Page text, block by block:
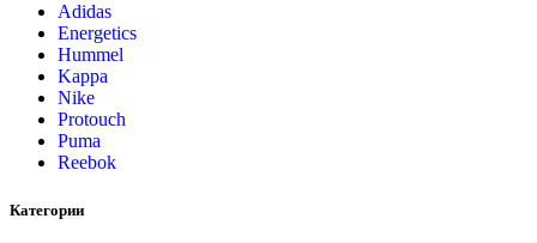
Adidas
Energetics
Hummel
Kappa
Nike
Protouch
Puma
Reebok
Категории